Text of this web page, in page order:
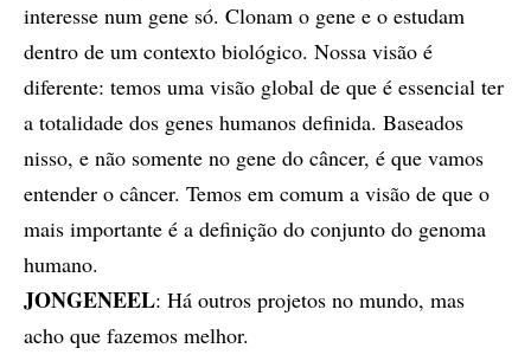
interesse num gene só. Clonam o gene e o estudam
dentro de um contexto biológico. Nossa visão é
diferente: temos uma visão global de que é essencial ter
a totalidade dos genes humanos definida. Baseados
nisso, e não somente no gene do câncer, é que vamos
entender o câncer. Temos em comum a visão de que o
mais importante é a definição do conjunto do genoma
humano.
JONGENEEL: Há outros projetos no mundo, mas
acho que fazemos melhor.